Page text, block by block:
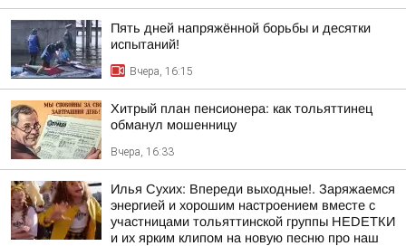
Пять дней напряжённой борьбы и десятки
испытаний!
Вчера, 16:15
Хитрый план пенсионера: как тольяттинец
обманул мошенницу
Вчера, 16:33
Илья Сухих: Впереди выходные!. Заряжаемся
энергией и хорошим настроением вместе с
участницами тольяттинской группы НЕDЕТКИ
и их ярким клипом на новую песню про наш